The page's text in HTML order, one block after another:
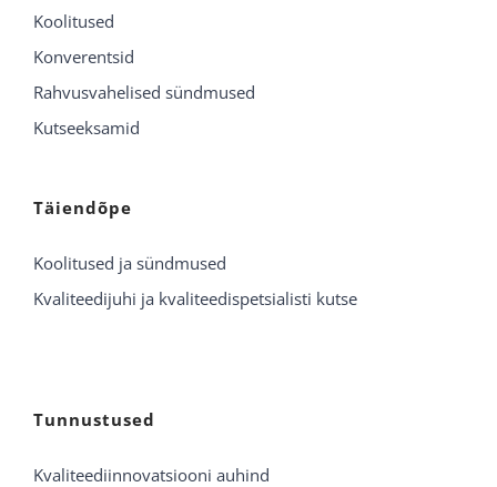
Koolitused
Konverentsid
Rahvusvahelised sündmused
Kutseeksamid
Täiendõpe
Koolitused ja sündmused
Kvaliteedijuhi ja kvaliteedispetsialisti kutse
Tunnustused
Kvaliteediinnovatsiooni auhind